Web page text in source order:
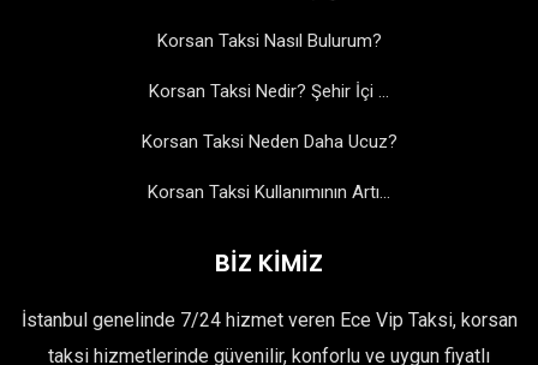
Korsan Taksi Nasıl Bulurum?
Korsan Taksi Nedir? Şehir İçi ...
Korsan Taksi Neden Daha Ucuz?
Korsan Taksi Kullanımının Artı...
BİZ KİMİZ
İstanbul genelinde 7/24 hizmet veren Ece Vip Taksi, korsan
taksi hizmetlerinde güvenilir, konforlu ve uygun fiyatlı